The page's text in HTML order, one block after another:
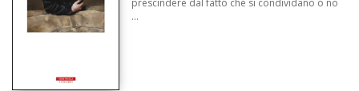
prescindere dal fatto che si condividano o no
...